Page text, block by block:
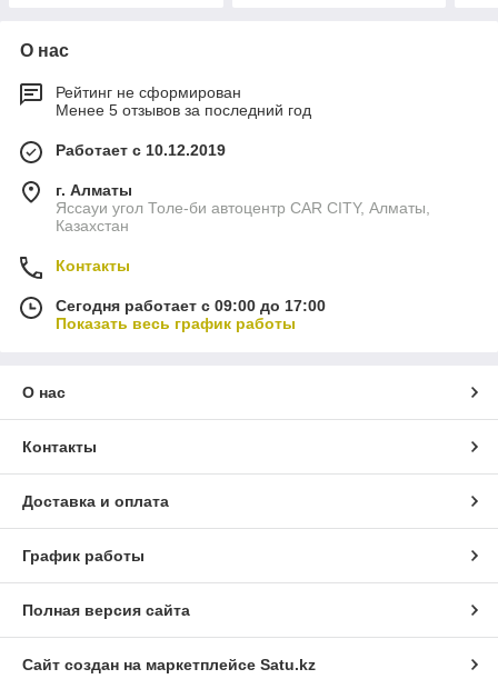
О нас
Рейтинг не сформирован
Менее 5 отзывов за последний год
Работает с 10.12.2019
г. Алматы
Яссауи угол Толе-би автоцентр CAR CITY, Алматы,
Казахстан
Контакты
Сегодня работает с 09:00 до 17:00
Показать весь график работы
О нас
Контакты
Доставка и оплата
График работы
Полная версия сайта
Сайт создан на маркетплейсе Satu.kz